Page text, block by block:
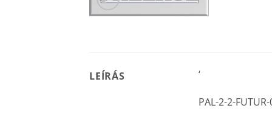
LEÍRÁS ‘
PAL-2-2-